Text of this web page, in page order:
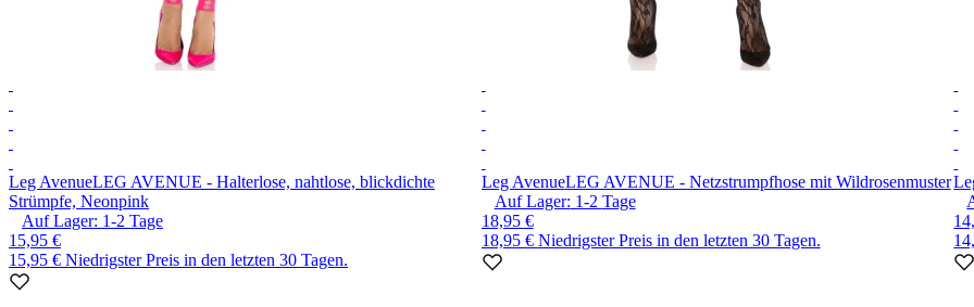
Leg AvenueLEG AVENUE - Halterlose, nahtlose, blickdichte
Strümpfe, Neonpink
Auf Lager: 1-2 Tage
15,95 €
15,95 € Niedrigster Preis in den letzten 30 Tagen.
Leg AvenueLEG AVENUE - Netzstrumpfhose mit Wildrosenmuster
Auf Lager: 1-2 Tage
18,95 €
18,95 € Niedrigster Preis in den letzten 30 Tagen.